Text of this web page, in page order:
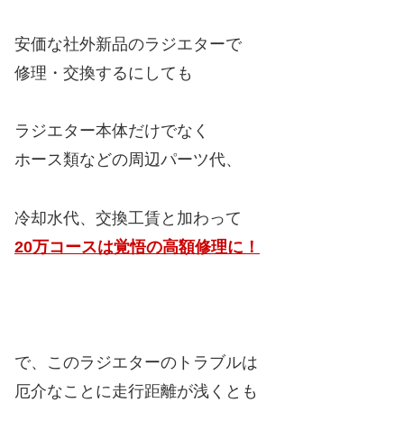
安価な社外新品のラジエターで
修理・交換するにしても
ラジエター本体だけでなく
ホース類などの周辺パーツ代、
冷却水代、交換工賃と加わって
20万コースは覚悟の高額修理に！
で、このラジエターのトラブルは
厄介なことに走行距離が浅くとも